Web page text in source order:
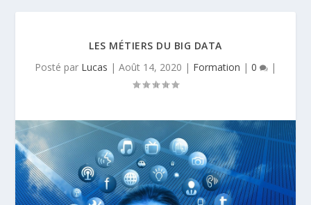
LES MÉTIERS DU BIG DATA
Posté par Lucas | Août 14, 2020 | Formation | 0 |